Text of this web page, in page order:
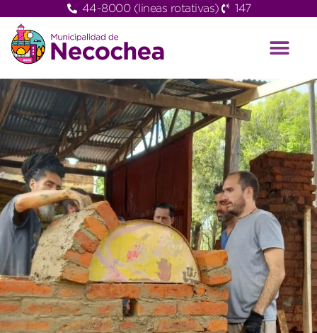
44-8000 (lineas rotativas) 147